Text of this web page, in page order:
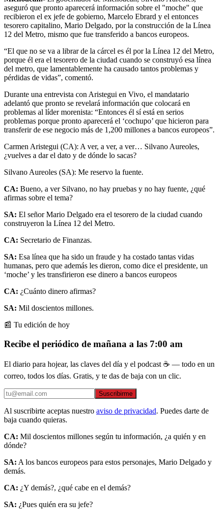
aseguró que pronto aparecerá información sobre el "moche" que
recibieron el ex jefe de gobierno, Marcelo Ebrard y el entonces
tesorero capitalino, Mario Delgado, por la construcción de la Línea
12 del Metro, mismo que fue transferido a bancos europeos.
“El que no se va a librar de la cárcel es él por la Línea 12 del Metro,
porque él era el tesorero de la ciudad cuando se construyó esa línea
del metro, que lamentablemente ha causado tantos problemas y
pérdidas de vidas”, comentó.
Durante una entrevista con Aristegui en Vivo, el mandatario
adelantó que pronto se revelará información que colocará en
problemas al líder morenista: “Entonces él sí está en serios
problemas porque pronto aparecerá el ‘cochupo’ que hicieron para
transferir de ese negocio más de 1,200 millones a bancos europeos”.
Carmen Aristegui (CA): A ver, a ver, a ver… Silvano Aureoles,
¿vuelves a dar el dato y de dónde lo sacas?
Silvano Aureoles (SA): Me reservo la fuente.
CA: Bueno, a ver Silvano, no hay pruebas y no hay fuente, ¿qué
afirmas sobre el tema?
SA: El señor Mario Delgado era el tesorero de la ciudad cuando
construyeron la Línea 12 del Metro.
CA: Secretario de Finanzas.
SA: Esa línea que ha sido un fraude y ha costado tantas vidas
humanas, pero que además les dieron, como dice el presidente, un
‘moche’ y les transfirieron ese dinero a bancos europeos
CA: ¿Cuánto dinero afirmas?
SA: Mil doscientos millones.
📰 Tu edición de hoy
Recibe el periódico de mañana a las 7:00 am
El diario para hojear, las claves del día y el podcast ☕ — todo en un
correo, todos los días. Gratis, y te das de baja con un clic.
Suscribirme
Al suscribirte aceptas nuestro aviso de privacidad. Puedes darte de
baja cuando quieras.
CA: Mil doscientos millones según tu información, ¿a quién y en
dónde?
SA: A los bancos europeos para estos personajes, Mario Delgado y
demás.
CA: ¿Y demás?, ¿qué cabe en el demás?
SA: ¿Pues quién era su jefe?